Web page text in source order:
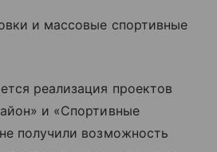
и массовые спортивные
реализация проектов
и «Спортивные
получили возможность